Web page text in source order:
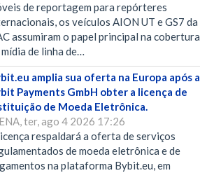
de reportagem para repórteres
os veículos AION UT e GS7 da
assumiram o papel principal na cobertura
de linha de…
amplia sua oferta na Europa após a
Payments GmbH obter a licença de
de Moeda Eletrônica.
ter, ago 4 2026 17:26
respaldará a oferta de serviços
de moeda eletrônica e de
na plataforma Bybit.eu, em